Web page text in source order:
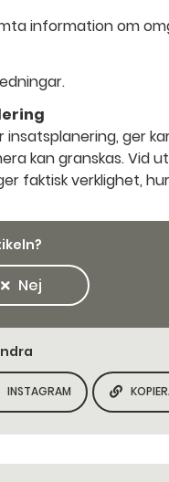
information om
insatsplanering, ger
kan granskas. Vid
faktisk verklighet,
Nej
DELA SIDAN PÅ
INSTAGRAM